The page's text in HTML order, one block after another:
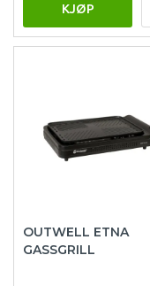
KJØP
OUTWELL ETNA
GASSGRILL